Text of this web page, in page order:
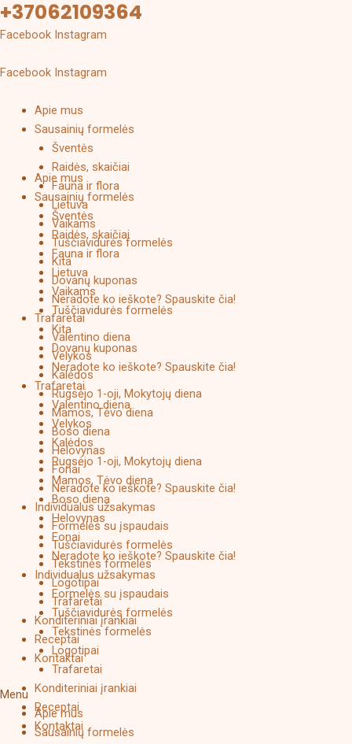
Pereiti
prie
+37062109364
Facebook Instagram
Facebook Instagram
Apie mus
Sausainių formelės
Šventės
Raidės, skaičiai
Fauna ir flora
Lietuva
Vaikams
Tuščiavidurės formelės
Kita
Dovanų kuponas
Neradote ko ieškote? Spauskite čia!
Trafaretai
Valentino diena
Velykos
Kalėdos
Rugsėjo 1-oji, Mokytojų diena
Mamos, Tėvo diena
Boso diena
Helovynas
Fonai
Neradote ko ieškote? Spauskite čia!
Individualus užsakymas
Formelės su įspaudais
Tuščiavidurės formelės
Tekstinės formelės
Logotipai
Trafaretai
Konditeriniai įrankiai
Receptai
Kontaktai
Menu
Apie mus
Sausainių formelės
Apie mus
Sausainių formelės
Šventės
Raidės, skaičiai
Fauna ir flora
Lietuva
Vaikams
Tuščiavidurės formelės
Kita
Dovanų kuponas
Neradote ko ieškote? Spauskite čia!
Trafaretai
Valentino diena
Velykos
Kalėdos
Rugsėjo 1-oji, Mokytojų diena
Mamos, Tėvo diena
Boso diena
Helovynas
Fonai
Neradote ko ieškote? Spauskite čia!
Individualus užsakymas
Formelės su įspaudais
Tuščiavidurės formelės
Tekstinės formelės
Logotipai
Trafaretai
Konditeriniai įrankiai
Receptai
Kontaktai